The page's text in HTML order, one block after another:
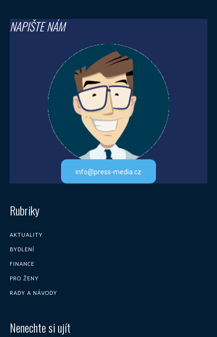
NAPIŠTE NÁM
info@press-media.cz
Rubriky
AKTUALITY
BYDLENÍ
FINANCE
PRO ŽENY
RADY A NÁVODY
Nenechte si ujít